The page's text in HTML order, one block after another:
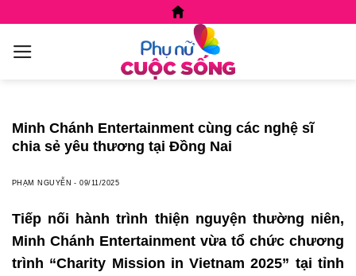
content
Minh Chánh Entertainment cùng các nghệ sĩ
chia sẻ yêu thương tại Đồng Nai
PHẠM NGUYỄN -09/11/2025
Tiếp nối hành trình thiện nguyện thường niên,
Minh Chánh Entertainment vừa tổ chức chương
trình “Charity Mission in Vietnam 2025” tại tỉnh